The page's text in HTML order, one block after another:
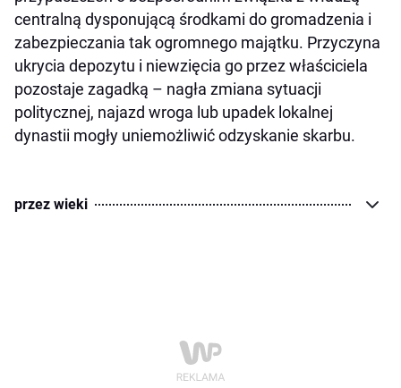
centralną dysponującą środkami do gromadzenia i
zabezpieczania tak ogromnego majątku. Przyczyna
ukrycia depozytu i niewzięcia go przez właściciela
pozostaje zagadką – nagła zmiana sytuacji
politycznej, najazd wroga lub upadek lokalnej
dynastii mogły uniemożliwić odzyskanie skarbu.
przez wieki